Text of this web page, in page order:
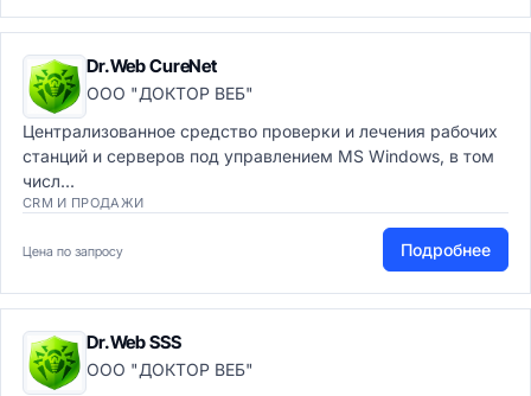
Dr.Web CureNet
ООО "ДОКТОР ВЕБ"
Централизованное средство проверки и лечения рабочих
станций и серверов под управлением MS Windows, в том
числ...
CRM И ПРОДАЖИ
Цена по запросу Подробнее
Dr.Web SSS
ООО "ДОКТОР ВЕБ"